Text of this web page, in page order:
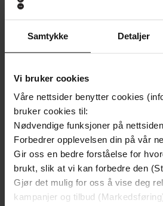
Samtykke Detaljer
Vi bruker cookies
Våre nettsider benytter cookies
bruker cookies til:
Nødvendige funksjoner på
Forbedrer opplevelsen din på vår
Gir oss en bedre forståelse for
brukt, slik at vi kan forbedre den
Gjør det mulig for oss å vise deg
kampanjer og tilbud
129,-
Minnesota
Jo Nesbø
EBOK